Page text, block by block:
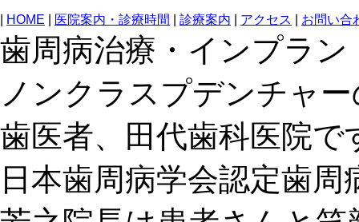
HOME 医院案内・診療時間 診療案内 アクセス お問い合
歯周病治療・インプラ
ノンクラスプデンチャ
歯医者、田代歯科医院で
日本歯周病学会認定歯